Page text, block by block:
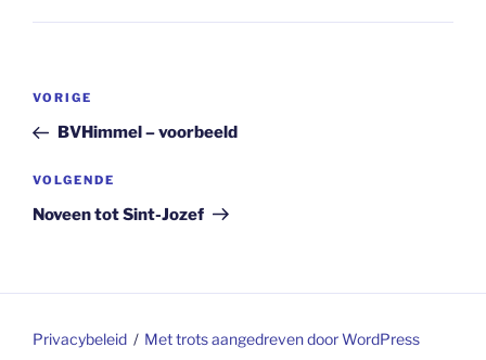
Berichtnavigatie
Vorig
bericht
VORIGE
BVHimmel – voorbeeld
Volgend
bericht
VOLGENDE
Noveen tot Sint-Jozef
Privacybeleid Met trots aangedreven door WordPress